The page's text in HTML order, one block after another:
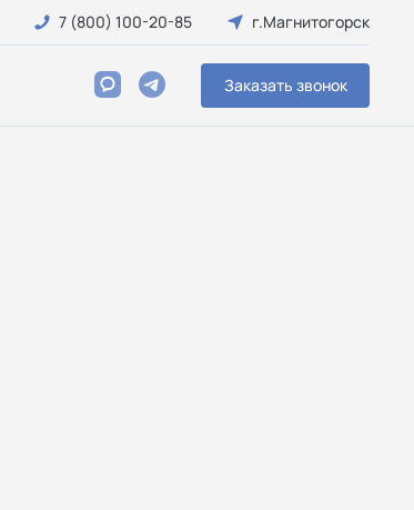
7 (800) 100-20-85 г.Магнитогорск
Заказать звонок